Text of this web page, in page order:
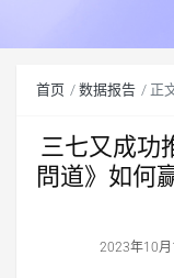
首页 数据报告 正
三七又成功
問道》如何
2023年10月